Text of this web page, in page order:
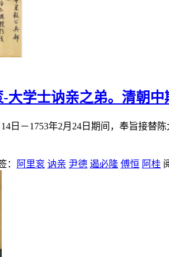
-大学士讷亲之弟。清朝中
14日－1753年2月24日期间，奉旨接
： 阿里衮 讷亲 尹德 遏必隆 傅恒 阿桂